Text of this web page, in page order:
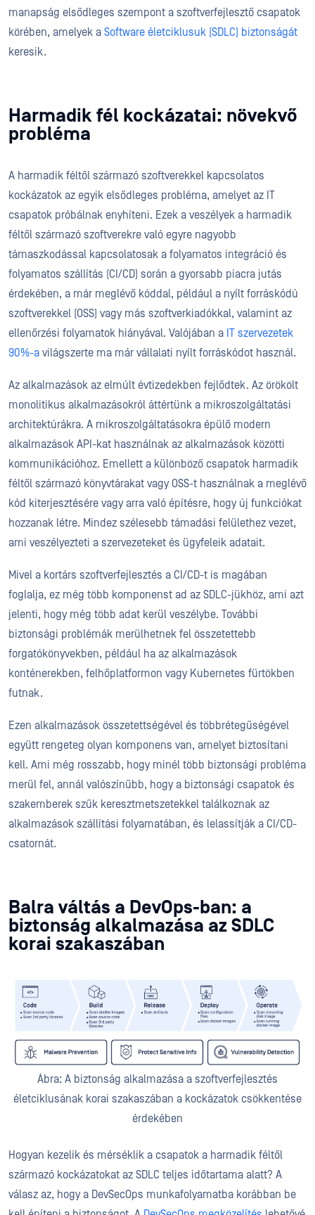
manapság elsődleges szempont a szoftverfejlesztő csapatok
körében, amelyek a Software életciklusuk (SDLC) biztonságát
keresik.
Harmadik fél kockázatai: növekvő
probléma
A harmadik féltől származó szoftverekkel kapcsolatos
kockázatok az egyik elsődleges probléma, amelyet az IT
csapatok próbálnak enyhíteni. Ezek a veszélyek a harmadik
féltől származó szoftverekre való egyre nagyobb
támaszkodással kapcsolatosak a folyamatos integráció és
folyamatos szállítás (CI/CD) során a gyorsabb piacra jutás
érdekében, a már meglévő kóddal, például a nyílt forráskódú
szoftverekkel (OSS) vagy más szoftverkiadókkal, valamint az
ellenőrzési folyamatok hiányával. Valójában a IT szervezetek
90%-a világszerte ma már vállalati nyílt forráskódot használ.
Az alkalmazások az elmúlt évtizedekben fejlődtek. Az örökölt
monolitikus alkalmazásokról áttértünk a mikroszolgáltatási
architektúrákra. A mikroszolgáltatásokra épülő modern
alkalmazások API-kat használnak az alkalmazások közötti
kommunikációhoz. Emellett a különböző csapatok harmadik
féltől származó könyvtárakat vagy OSS-t használnak a meglévő
kód kiterjesztésére vagy arra való építésre, hogy új funkciókat
hozzanak létre. Mindez szélesebb támadási felülethez vezet,
ami veszélyezteti a szervezeteket és ügyfeleik adatait.
Mivel a kortárs szoftverfejlesztés a CI/CD-t is magában
foglalja, ez még több komponenst ad az SDLC-jükhöz, ami azt
jelenti, hogy még több adat kerül veszélybe. További
biztonsági problémák merülhetnek fel összetettebb
forgatókönyvekben, például ha az alkalmazások
konténerekben, felhőplatformon vagy Kubernetes fürtökben
futnak.
Ezen alkalmazások összetettségével és többrétegűségével
együtt rengeteg olyan komponens van, amelyet biztosítani
kell. Ami még rosszabb, hogy minél több biztonsági probléma
merül fel, annál valószínűbb, hogy a biztonsági csapatok és
szakemberek szűk keresztmetszetekkel találkoznak az
alkalmazások szállítási folyamatában, és lelassítják a CI/CD-
csatornát.
Balra váltás a DevOps-ban: a
biztonság alkalmazása az SDLC
korai szakaszában
Ábra: A biztonság alkalmazása a szoftverfejlesztés
életciklusának korai szakaszában a kockázatok csökkentése
érdekében
Hogyan kezelik és mérséklik a csapatok a harmadik féltől
származó kockázatokat az SDLC teljes időtartama alatt? A
válasz az, hogy a DevSecOps munkafolyamatba korábban be